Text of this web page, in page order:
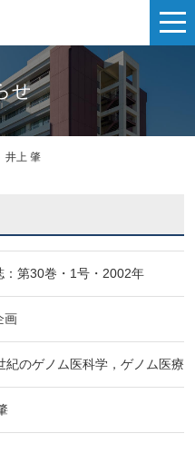
せ
井上 肇
：第30巻・1号・2002年
画
のゲノム医科学，ゲノム医療